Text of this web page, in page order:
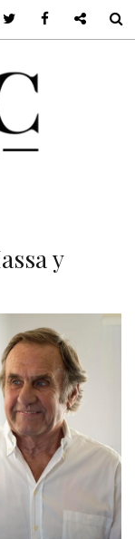
y
Twitter FacebookGoogle +